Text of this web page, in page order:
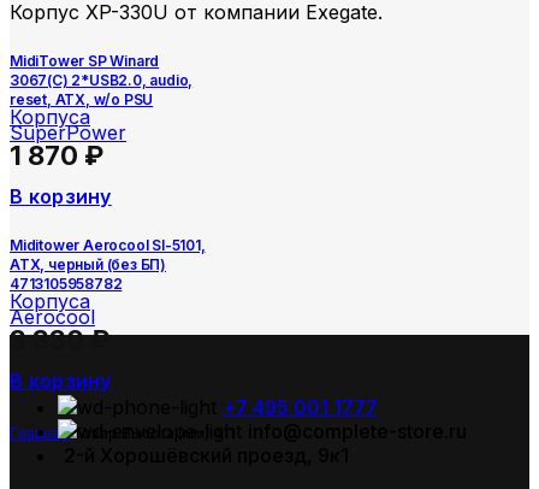
Корпус XP-330U от компании Exegate.
MidiTower SP Winard
3067(C) 2*USB2.0, audio,
reset, ATX, w/o PSU
Корпуса
SuperPower
1 870 ₽
В корзину
Miditower Aerocool SI-5101,
ATX, черный (без БП)
4713105958782
Корпуса
Aerocool
3 330₽
В корзину
ГлавнаяТовар Высота (мм)
+7 495 001 1777